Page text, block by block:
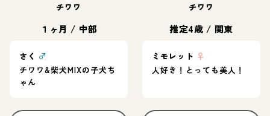
チワワ
１ヶ月 / 中部
さく ♂
チワワ&柴犬MIXの子犬ち
ゃん
チワワ
推定4歳 / 関東
ミモレット ♀
人好き！とっても美人！